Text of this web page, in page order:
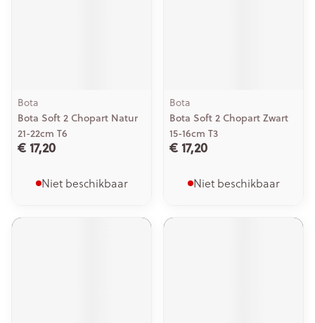
Bota
Bota Soft 2 Chopart Natur
21-22cm T6
€ 17,20
Niet beschikbaar
Bota
Bota Soft 2 Chopart Zwart
15-16cm T3
€ 17,20
Niet beschikbaar